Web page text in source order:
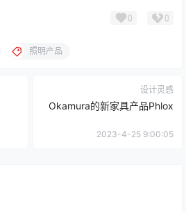
0 0
照明产品
设计灵感
Okamura的新家具产品Phlox
2023-4-25 9:00:05